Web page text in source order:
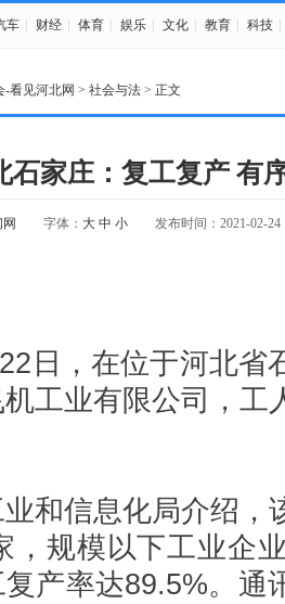
车 财经 体育 娱乐 文化 教育 科技
-看见河北网 > 社会与法 > 正文
石家庄：复工复产 有
字体： 大 中 小 发布时间：2021-02-24
，在位于河北省
工业有限公司，工
信息化局介绍，
，规模以下工业企
产率达89.5%。通